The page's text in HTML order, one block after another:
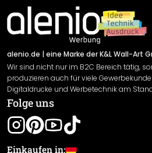
Newsletter An-/Abmeldung
Sendungsverfolgung
Impressum
Versand & Zahlung
Rücksendung
Widerrufsrecht
Datenschutzerklärung
Gewährleistung
Leistungserklärung / CE-Zeichen
Cookie Einstellungen
alenio.de | eine Marke der K&L Wall-Art
Wir sind nicht nur im B2C Bereich tätig,
produzieren auch für viele
Digitaldrucke und Werbetechnik am
Folge uns
Einkaufen in: